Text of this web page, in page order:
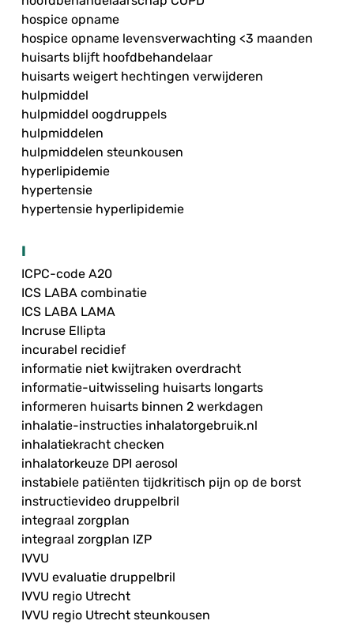
hospice opname
hospice opname levensverwachting <3 maanden
huisarts blijft hoofdbehandelaar
huisarts weigert hechtingen verwijderen
hulpmiddel
hulpmiddel oogdruppels
hulpmiddelen
hulpmiddelen steunkousen
hyperlipidemie
hypertensie
hypertensie hyperlipidemie
I
ICPC-code A20
ICS LABA combinatie
ICS LABA LAMA
Incruse Ellipta
incurabel recidief
informatie niet kwijtraken overdracht
informatie-uitwisseling huisarts longarts
informeren huisarts binnen 2 werkdagen
inhalatie-instructies inhalatorgebruik.nl
inhalatiekracht checken
inhalatorkeuze DPI aerosol
instabiele patiënten tijdkritisch pijn op de borst
instructievideo druppelbril
integraal zorgplan
integraal zorgplan IZP
IVVU
IVVU evaluatie druppelbril
IVVU regio Utrecht
IVVU regio Utrecht steunkousen